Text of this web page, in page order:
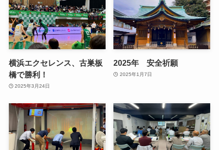
横浜エクセレンス、古巣板
橋で勝利！
2025年3月24日
2025年 安全祈願
2025年1月7日